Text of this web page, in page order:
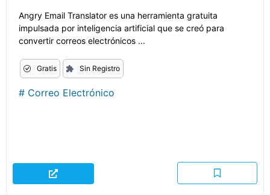
Angry Email Translator es una herramienta gratuita
impulsada por inteligencia artificial que se creó para
convertir correos electrónicos ...
Gratis Sin Registro
# Correo Electrónico